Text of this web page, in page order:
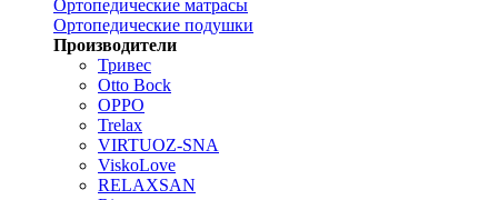
Ортопедические матрасы
Ортопедические подушки
Производители
Тривес
Otto Bock
OPPO
Trelax
VIRTUOZ-SNA
ViskoLove
RELAXSAN